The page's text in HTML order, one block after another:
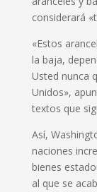
considerará
«Estos
la baja,
Usted nunca
Unidos»,
textos que
Así,
naciones
bienes
al que se